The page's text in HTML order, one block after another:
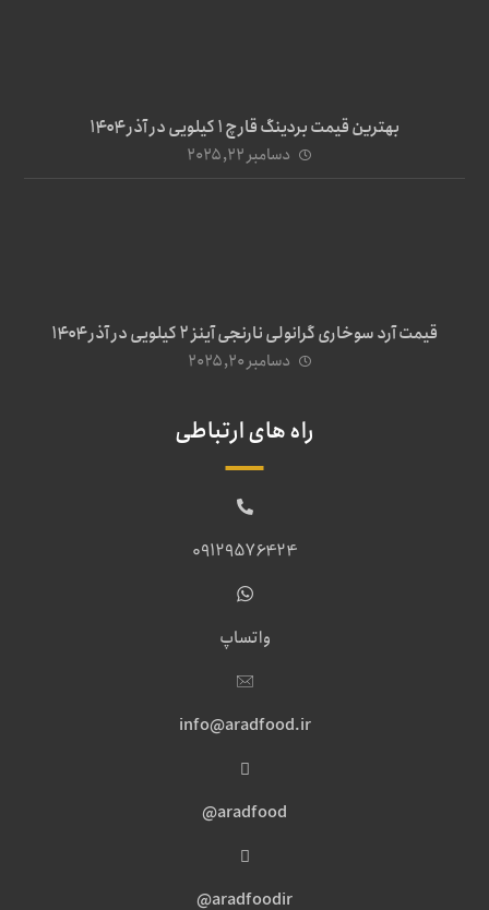
بهترین قیمت بردینگ قارچ 1 کیلویی در آذر ۱۴۰۴
دسامبر ۲۲, ۲۰۲۵
قیمت آرد سوخاری گرانولی نارنجی آینز ۲ کیلویی در آذر ۱۴۰۴
دسامبر ۲۰, ۲۰۲۵
راه های ارتباطی
09129576424
واتساپ
info@aradfood.ir
aradfood@
aradfoodir@